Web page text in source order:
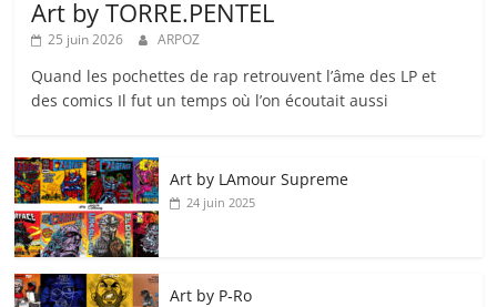
Art by TORRE.PENTEL
25 juin 2026 ARPOZ
Quand les pochettes de rap retrouvent l’âme des LP et
des comics Il fut un temps où l’on écoutait aussi
Art by LAmour Supreme
24 juin 2025
Art by P‑Ro